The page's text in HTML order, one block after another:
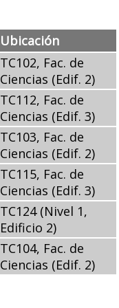
Ubicación
TC102, Fac. de
Ciencias (Edif. 2)
TC112, Fac. de
Ciencias (Edif. 3)
TC103, Fac. de
Ciencias (Edif. 2)
TC115, Fac. de
Ciencias (Edif. 3)
TC124 (Nivel 1,
Edificio 2)
TC104, Fac. de
Ciencias (Edif. 2)